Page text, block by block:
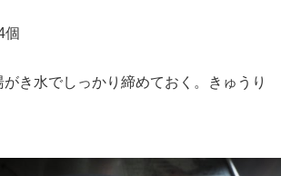
個
き水でしっかり締めておく。きゅうり